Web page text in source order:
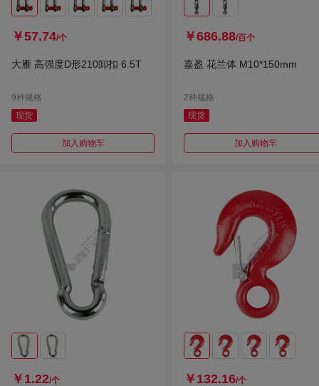
￥57.74/个
大雁 高强度D形210卸扣 6.5T
9种规格
现货
加入购物车
￥686.88/百个
嘉盈 花兰体 M10*150mm
2种规格
现货
加入购物车
￥1.22/个 ￥132.16/个